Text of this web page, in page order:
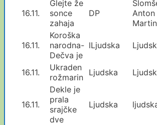
16.11.
Glejte že
sonce
zahaja
DP
Anton
Martin
16.11.
Koroška
narodna-
Dečva je
lLjudska
16.11.
Ukraden
rožmarin Ljudska
16.11.
Dekle je
prala
srajčke
dve
Ljudska